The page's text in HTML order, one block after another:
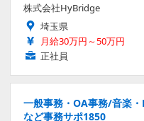
株式会社HyBridge
埼玉県
月給30万円～50万円
正社員
一般事務・OA事務/音楽
など事務サポ1850